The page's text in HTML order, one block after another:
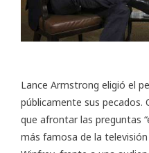
Lance Armstrong eligió el
públicamente sus pecados.
que afrontar las preguntas
más famosa de la